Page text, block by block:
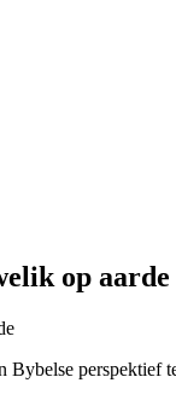
op aarde
perspektief